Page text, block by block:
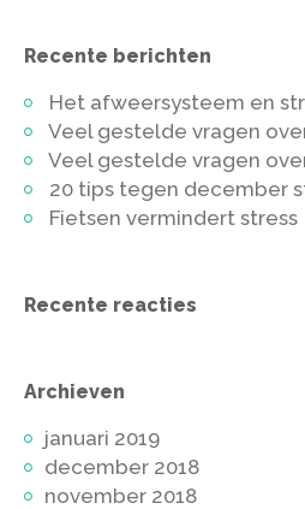
Recente berichten
Het afweersysteem en
Veel gestelde vragen
Veel gestelde vragen
20 tips tegen december
Fietsen vermindert stress
Recente reacties
Archieven
januari 2019
december 2018
november 2018